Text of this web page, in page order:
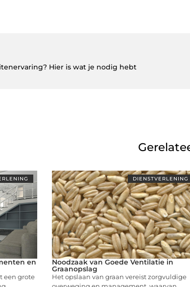
Hier is wat je nodig hebt
en
een grote
DIENSTVERLENING
Noodzaak van Goede Ventilatie in
Graanopslag
Het opslaan van graan vereist zorgvuldige